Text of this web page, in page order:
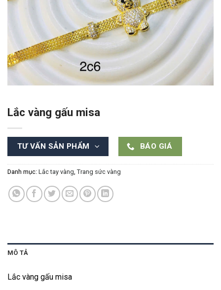
Lắc vàng gấu misa
TƯ VẤN SẢN PHẨM BÁO GIÁ
Danh mục: Lắc tay vàng Trang sức vàng
MÔ TẢ
Lắc vàng gấu misa